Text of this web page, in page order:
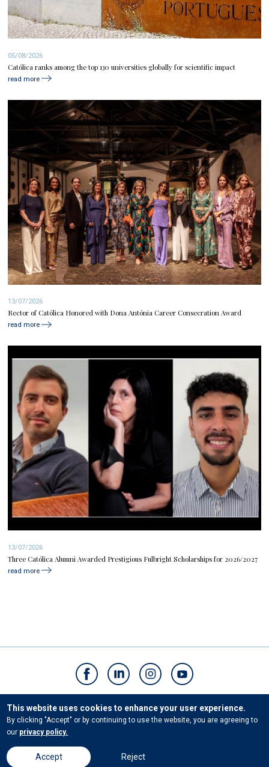
05/08/2026
Católica ranks among the top 130 universities globally for scientific impact
read more
13/07/2026
Rector of Católica Honored with Dona Antónia Career Consecration Award
read more
13/07/2026
Three Católica Alumni Awarded Prestigious Fulbright Scholarships for 2026/2027
read more
Contacts
Privacy Policies
This website uses cookies to enhance your user experience.
By clicking "Accept" or by continuing to use the website, you are agreeing to
our privacy policy.
Accept Reject